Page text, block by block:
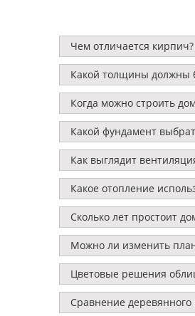
Чем отличается
Какой толщины должны
Когда можно строить
Какой фундамент
Как выглядит
Какое отопление
Сколько лет простоит
Можно ли изменить
Цветовые решения
Сравнение